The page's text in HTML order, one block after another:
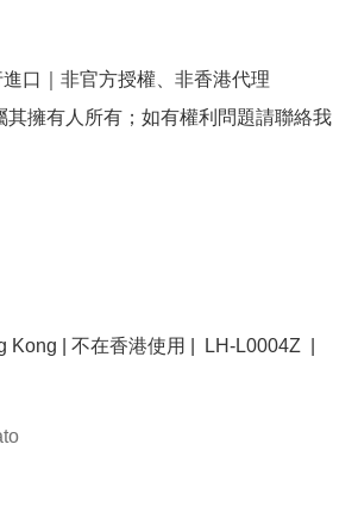
口｜非官方授權、非香港代理
其擁有人所有；如有權利問題請聯絡我
Kong | 不在香港使用 |  LH-L0004Z  |